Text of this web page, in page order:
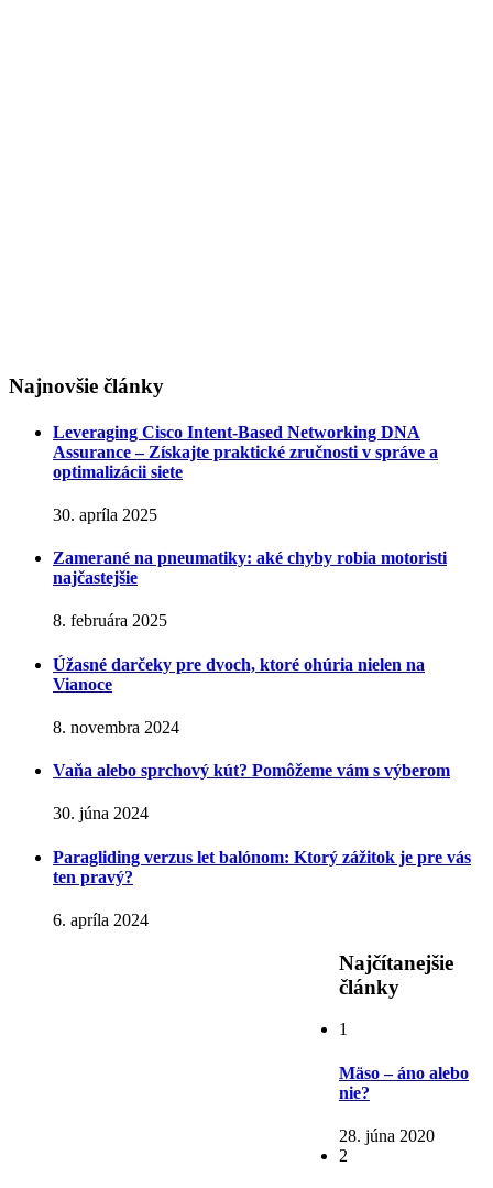
Najnovšie články
Leveraging Cisco Intent-Based Networking DNA
Assurance – Získajte praktické zručnosti v správe a
optimalizácii siete
30. apríla 2025
Zamerané na pneumatiky: aké chyby robia motoristi
najčastejšie
8. februára 2025
Úžasné darčeky pre dvoch, ktoré ohúria nielen na
Vianoce
8. novembra 2024
Vaňa alebo sprchový kút? Pomôžeme vám s výberom
30. júna 2024
Paragliding verzus let balónom: Ktorý zážitok je pre vás
ten pravý?
6. apríla 2024
Najčítanejšie
články
1
Mäso – áno alebo
nie?
28. júna 2020
2